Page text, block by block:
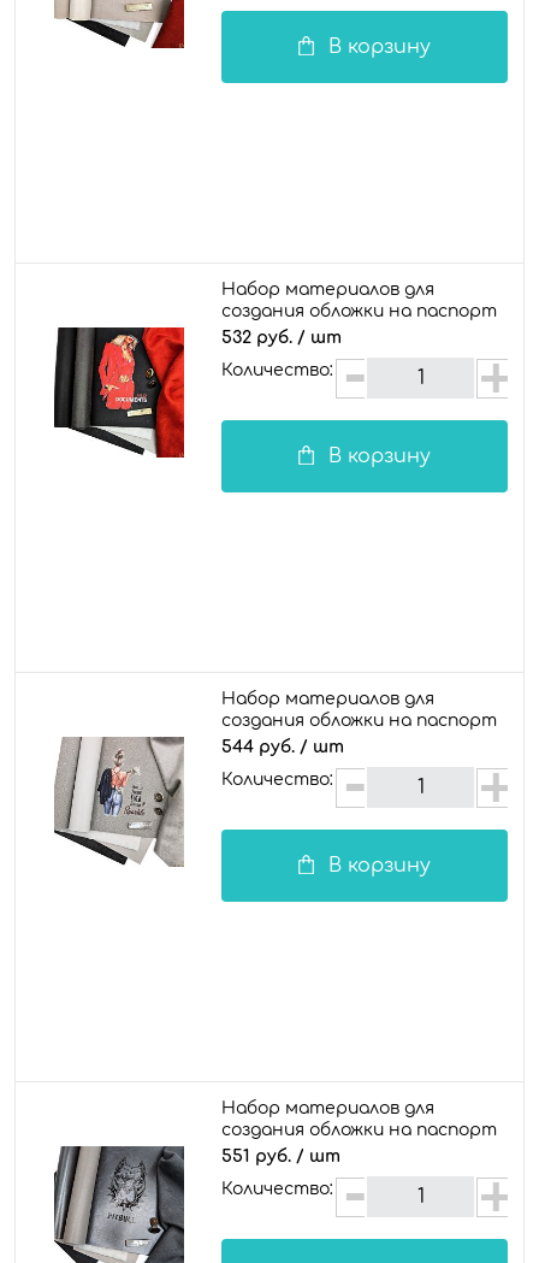
В корзину
Набор материалов для
создания обложки на паспорт
/ документы "Лекси"
532 руб. / шт
Количество:
В корзину
Набор материалов для
создания обложки на паспорт
/ документы "Жизель"
544 руб. / шт
Количество:
В корзину
Набор материалов для
создания обложки на паспорт
/ документы "Pitbull"
551 руб. / шт
Количество: